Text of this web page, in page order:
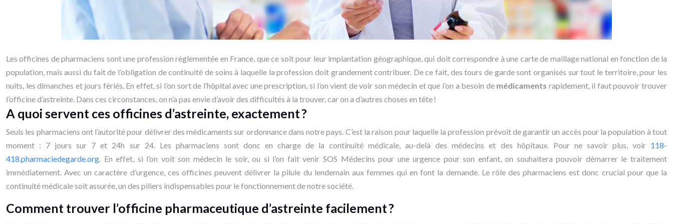
Les officines de pharmaciens sont une profession règlementée en France, que ce soit pour leur implantation géographique, qui doit correspondre à une carte de maillage national en fonction de la
population, mais aussi du fait de l’obligation de continuité de soins à laquelle la profession doit grandement contribuer. De ce fait, des tours de garde sont organisés sur tout le territoire, pour les
nuits, les dimanches et jours fériés. En effet, si l’on sort de l’hôpital avec une prescription, si l’on vient de voir son médecin et que l’on a besoin de médicaments rapidement, il faut pouvoir trouver
l’officine d’astreinte. Dans ces circonstances, on n’a pas envie d’avoir des difficultés à la trouver, car on a d’autres choses en tête !
A quoi servent ces officines d’astreinte, exactement ?
Seuls les pharmaciens ont l’autorité pour délivrer des médicaments sur ordonnance dans notre pays. C’est la raison pour laquelle la profession prévoit de garantir un accès pour la population à tout
moment : 7 jours sur 7 et 24h sur 24. Les pharmaciens sont donc en charge de la continuité médicale, au-delà des médecins et des hôpitaux. Pour ne savoir plus, voir 118-
418.pharmaciedegarde.org. En effet, si l’on voit son médecin le soir, ou si l’on fait venir SOS Médecins pour une urgence pour son enfant, on souhaitera pouvoir démarrer le traitement
immédiatement. Avec un caractère d’urgence, ces officines peuvent délivrer la pilule du lendemain aux femmes qui en font la demande. Le rôle des pharmaciens est donc crucial pour que la
continuité médicale soit assurée, un des piliers indispensables pour le fonctionnement de notre société.
Comment trouver l’officine pharmaceutique d’astreinte facilement ?